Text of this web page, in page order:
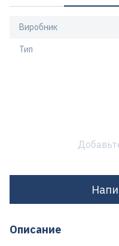
Виробник
Тип
Описание